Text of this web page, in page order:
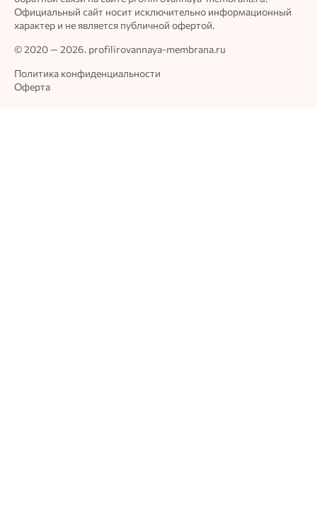
Официальный сайт носит исключительно информационный
характер и не является публичной офертой.
© 2020 — 2026. profilirovannaya-membrana.ru
Политика конфиденциальности
Оферта